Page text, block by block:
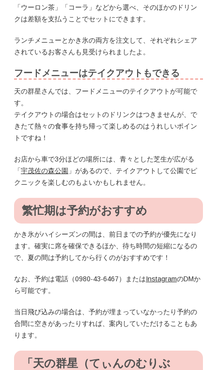
「ウーロン茶」「コーラ」などから選べ、そのほかのドリン
クは差額を支払うことでセットにできます。
ランチメニューとかき氷の両方を注文して、それぞれシェア
されているお客さんも見受けられましたよ。
フードメニューはテイクアウトもできる
天の群星さんでは、フードメニューのテイクアウトが可能で
す。
テイクアウトの場合はセットのドリンクはつきませんが、で
きたて熱々の食事を持ち帰って楽しめるのはうれしいポイン
トですね！
お店から車で3分ほどの場所には、青々とした芝生が広がる
「宇茂佐の森公園 」があるので、テイクアウトして公園でピ
クニックを楽しむのもよいかもしれません。
繁忙期は予約がおすすめ
かき氷がハイシーズンの間は、前日までの予約が優先になり
ます。確実に席を確保できるほか、待ち時間の短縮になるの
で、夏の間は予約してから行くのがおすすめです！
なお、予約は電話（0980-43-6467）またはInstagramのDMか
ら可能です。
当日飛び込みの場合は、予約が埋まっていなかったり予約の
合間に空きがあったりすれば、案内していただけることもあ
ります。
「天の群星 （てぃんのむりぶ